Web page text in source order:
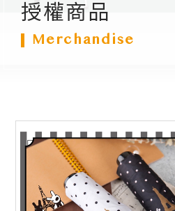
授權商品
Merchandise